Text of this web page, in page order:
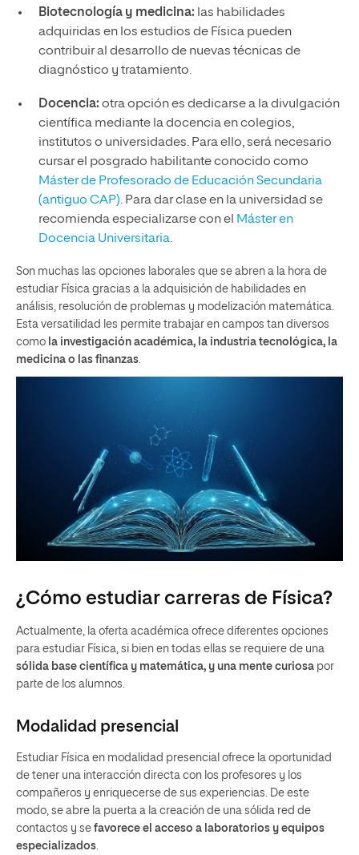
Biotecnología y medicina: las habilidades
adquiridas en los estudios de Física pueden
contribuir al desarrollo de nuevas técnicas de
diagnóstico y tratamiento.
Docencia: otra opción es dedicarse a la divulgación
científica mediante la docencia en colegios,
institutos o universidades. Para ello, será necesario
cursar el posgrado habilitante conocido como
Máster de Profesorado de Educación Secundaria
(antiguo CAP). Para dar clase en la universidad se
recomienda especializarse con el Máster en
Docencia Universitaria.
Son muchas las opciones laborales que se abren a la hora de
estudiar Física gracias a la adquisición de habilidades en
análisis, resolución de problemas y modelización matemática.
Esta versatilidad les permite trabajar en campos tan diversos
como la investigación académica, la industria tecnológica, la
medicina o las finanzas.
¿Cómo estudiar carreras de Física?
Actualmente, la oferta académica ofrece diferentes opciones
para estudiar Física, si bien en todas ellas se requiere de una
sólida base científica y matemática, y una mente curiosa por
parte de los alumnos.
Modalidad presencial
Estudiar Física en modalidad presencial ofrece la oportunidad
de tener una interacción directa con los profesores y los
compañeros y enriquecerse de sus experiencias. De este
modo, se abre la puerta a la creación de una sólida red de
contactos y se favorece el acceso a laboratorios y equipos
especializados